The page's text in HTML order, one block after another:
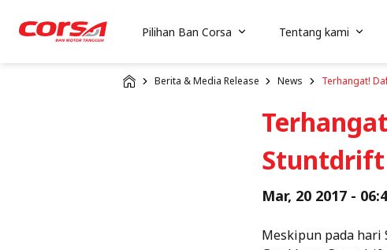
Pilihan Ban Corsa Tentang kami
Berita & Media Release News Terhangat!
Stuntdrift
Mar, 20 2017 -
Meskipun pada hari